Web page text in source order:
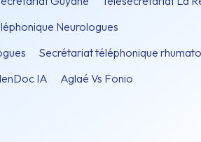
Neurologues
Secrétariat téléphonique
IA
Aglaé Vs Fonio